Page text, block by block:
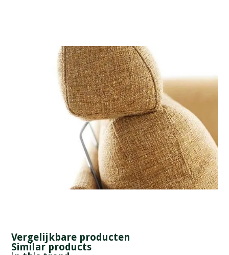
Vergelijkbare producten
Similar products